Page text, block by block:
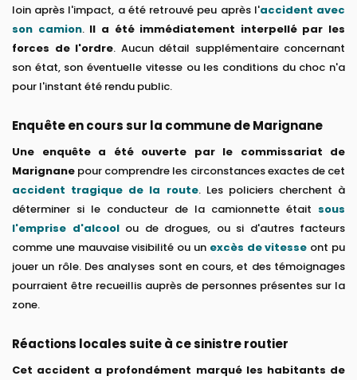
loin après l'impact, a été retrouvé peu après l'accident avec
son camion.Il a été immédiatement interpellé par les
forces de l'ordre. Aucun détail supplémentaire concernant
son état, son éventuelle vitesse ou les conditions du choc n'a
pour l'instant été rendu public.
Enquête en cours sur la commune de Marignane
Une enquête a été ouverte par le commissariat de
Marignane pour comprendre les circonstances exactes de cet
accident tragique de la route. Les policiers cherchent à
déterminer si le conducteur de la camionnette était sous
l'emprise d'alcoolou de drogues, ou si d'autres facteurs
comme une mauvaise visibilité ou un excès de vitesse ont pu
jouer un rôle. Des analyses sont en cours, et des témoignages
pourraient être recueillis auprès de personnes présentes sur la
zone.
Réactions locales suite à ce sinistre routier
Cet accident a profondément marqué les habitants de